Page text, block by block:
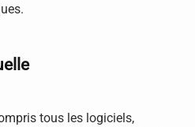
tous les logiciels,